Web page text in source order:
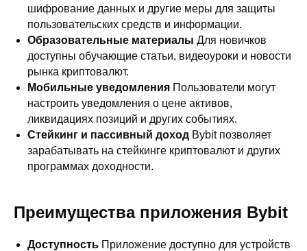
шифрование данных и другие меры для защиты
пользовательских средств и информации.
Образовательные материалы Для новичков
доступны обучающие статьи, видеоуроки и новости
рынка криптовалют.
Мобильные уведомления Пользователи могут
настроить уведомления о цене активов,
ликвидациях позиций и других событиях.
Стейкинг и пассивный доход Bybit позволяет
зарабатывать на стейкинге криптовалют и других
программах доходности.
Преимущества приложения Bybit
Доступность Приложение доступно для устройств